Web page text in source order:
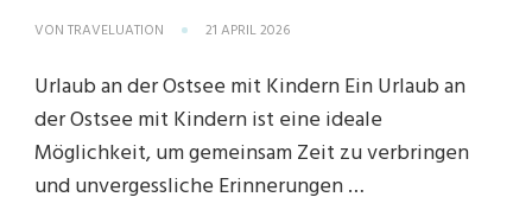
VON TRAVELUATION 21 APRIL 2026
Urlaub an der Ostsee mit Kindern Ein Urlaub an
der Ostsee mit Kindern ist eine ideale
Möglichkeit, um gemeinsam Zeit zu verbringen
und unvergessliche Erinnerungen …